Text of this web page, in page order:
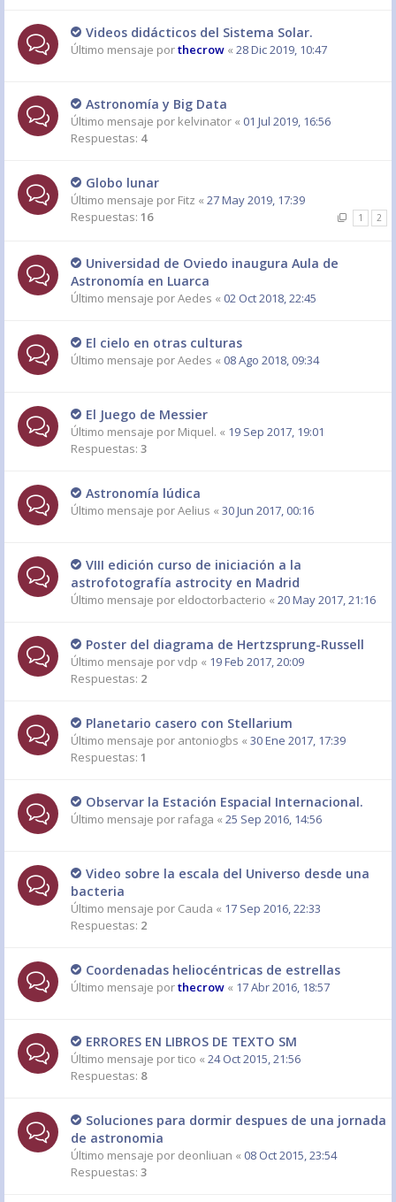
Videos didácticos del Sistema Solar.
Último mensaje porthecrow « 28 Dic 2019, 10:47
Astronomía y Big Data
Último mensaje por kelvinator « 01 Jul 2019, 16:56
Respuestas: 4
Globo lunar
Último mensaje por Fitz « 27 May 2019, 17:39
Respuestas: 16 1 2
Universidad de Oviedo inaugura Aula de
Astronomía en Luarca
Último mensaje porAedes « 02 Oct 2018, 22:45
El cielo en otras culturas
Último mensaje porAedes « 08 Ago 2018, 09:34
El Juego de Messier
Último mensaje por Miquel. « 19 Sep 2017, 19:01
Respuestas: 3
Astronomía lúdica
Último mensaje porAelius « 30 Jun 2017, 00:16
VIII edición curso de iniciación a la
astrofotografía astrocity en Madrid
Último mensaje por eldoctorbacterio « 20 May 2017, 21:16
Poster del diagrama de Hertzsprung-Russell
Último mensaje porvdp « 19 Feb 2017, 20:09
Respuestas: 2
Planetario casero con Stellarium
Último mensaje por antoniogbs « 30 Ene 2017, 17:39
Respuestas: 1
Observar la Estación Espacial Internacional.
Último mensaje por rafaga « 25 Sep 2016, 14:56
Video sobre la escala del Universo desde una
bacteria
Último mensaje por Cauda « 17 Sep 2016, 22:33
Respuestas: 2
Coordenadas heliocéntricas de estrellas
Último mensaje porthecrow « 17 Abr 2016, 18:57
ERRORES EN LIBROS DE TEXTO SM
Último mensaje portico « 24 Oct 2015, 21:56
Respuestas: 8
Soluciones para dormir despues de una jornada
de astronomia
Último mensaje por deonliuan « 08 Oct 2015, 23:54
Respuestas: 3